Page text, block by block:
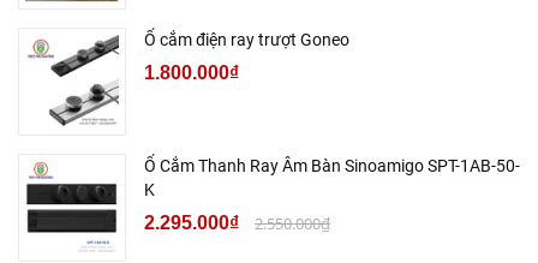
Ổ cắm điện ray trượt Goneo
1.800.000₫
Ổ Cắm Thanh Ray Âm Bàn Sinoamigo SPT-1AB-50-
K
2.295.000₫ 2.550.000₫